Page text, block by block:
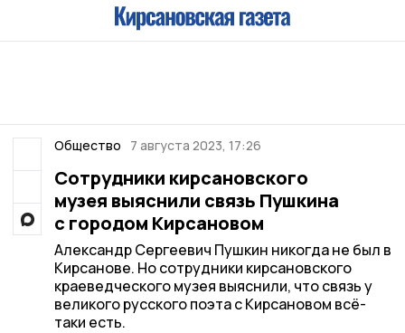
Общество 7 августа 2023, 17:26
Сотрудники кирсановского
музея выяснили связь Пушкина
с городом Кирсановом
Александр Сергеевич Пушкин никогда не был в
Кирсанове. Но сотрудники кирсановского
краеведческого музея выяснили, что связь у
великого русского поэта с Кирсановом всё-
таки есть.